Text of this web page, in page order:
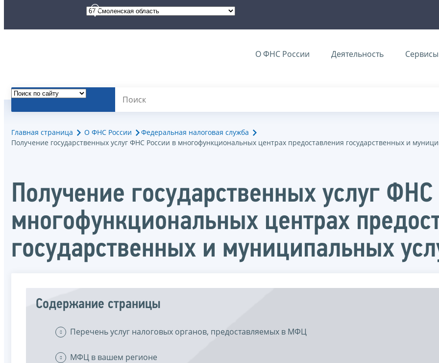
О ФНС России Деятельность Сервисы
Главная страница О ФНС России
Федеральная налоговая служба
Получение государственных услуг ФНС России в многофункциональных центрах предоставления государственных и
Получение государственных услуг
многофункциональных центрах
государственных и муниципальных
Содержание страницы
Перечень услуг налоговых органов, предоставляемых в МФЦ
МФЦ в вашем регионе